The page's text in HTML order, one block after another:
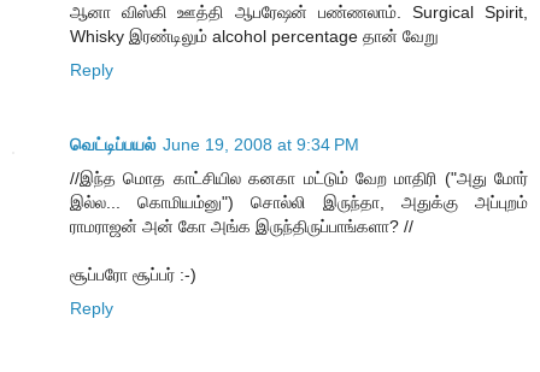
ஆனா விஸ்கி ஊத்தி ஆபரேஷன் பண்ணலாம். Surgical Spirit,
Whisky இரண்டிலும் alcohol percentage தான் வேறு
Reply
வெட்டிப்பயல் June 19, 2008 at 9:34 PM
//இந்த மொத காட்சியில கனகா மட்டும் வேற மாதிரி ("அது மோர்
இல்ல... கொமியம்னு") சொல்லி இருந்தா, அதுக்கு அப்புறம்
ராமராஜன் அன் கோ அங்க இருந்திருப்பாங்களா? //
சூப்பரோ சூப்பர் :-)
Reply